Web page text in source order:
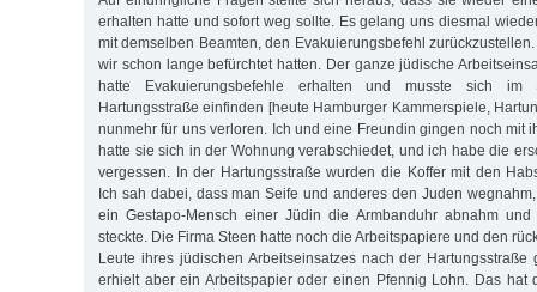
erhalten hatte und sofort weg sollte. Es gelang uns diesmal
mit demselben Beamten, den Evakuierungsbefehl
wir schon lange befürchtet hatten. Der ganze jüdische
hatte Evakuierungsbefehle erhalten und musste sich im
Hartungsstraße einfinden [heute Hamburger Kammerspiele,
nunmehr für uns verloren. Ich und eine Freundin gingen noch mit
hatte sie sich in der Wohnung verabschiedet, und ich habe die
vergessen. In der Hartungsstraße wurden die Koffer mit den
Ich sah dabei, dass man Seife und anderes den Juden
ein Gestapo-Mensch einer Jüdin die Armbanduhr abnahm
steckte. Die Firma Steen hatte noch die Arbeitspapiere und den
Leute ihres jüdischen Arbeitseinsatzes nach der Hartungsstraße
erhielt aber ein Arbeitspapier oder einen Pfennig Lohn. Das hat